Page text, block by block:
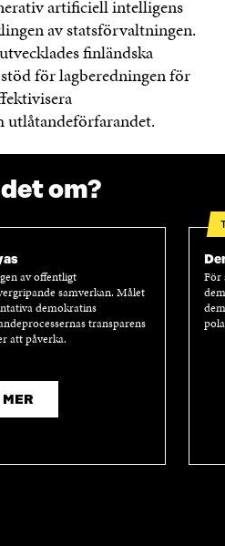
artificiell intelligens
av statsförvaltningen.
finländska
för lagberedningen för
utlåtandeförfarandet.
om?
av offentligt
samverkan. Målet
demokratins
transparens
att påverka.
MER
För